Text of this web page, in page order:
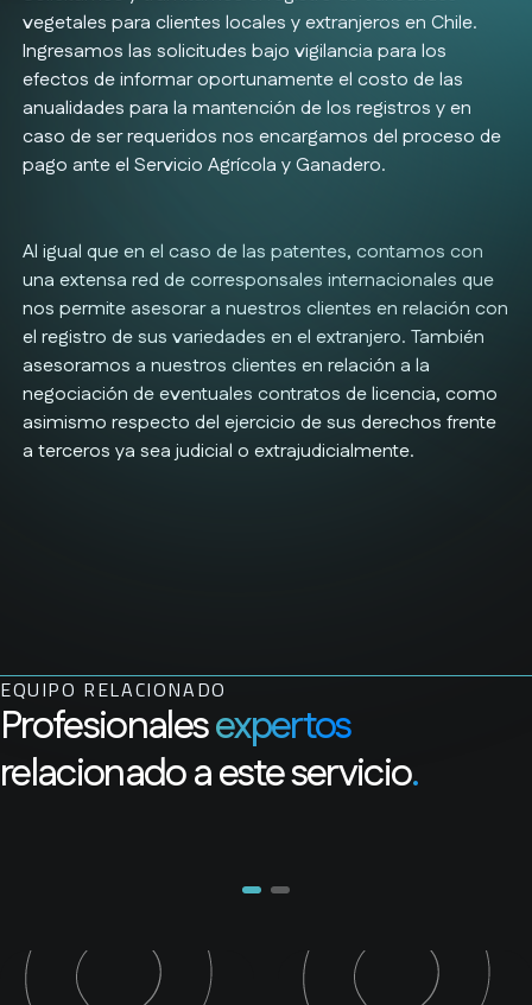
vegetales para clientes locales y extranjeros en Chile.
Ingresamos las solicitudes bajo vigilancia para los
efectos de informar oportunamente el costo de las
anualidades para la mantención de los registros y en
caso de ser requeridos nos encargamos del proceso de
pago ante el Servicio Agrícola y Ganadero.
Al igual que en el caso de las patentes, contamos con
una extensa red de corresponsales internacionales que
nos permite asesorar a nuestros clientes en relación con
el registro de sus variedades en el extranjero. También
asesoramos a nuestros clientes en relación a la
negociación de eventuales contratos de licencia, como
asimismo respecto del ejercicio de sus derechos frente
a terceros ya sea judicial o extrajudicialmente.
EQUIPO RELACIONADO
Profesionalesexpertos
relacionado a este servicio.